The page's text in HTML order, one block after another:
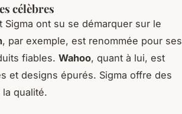
célèbres
Sigma ont su se démarquer sur le
, par exemple, est renommée pour ses
fiables. Wahoo, quant à lui, est
et designs épurés. Sigma offre des
qualité.